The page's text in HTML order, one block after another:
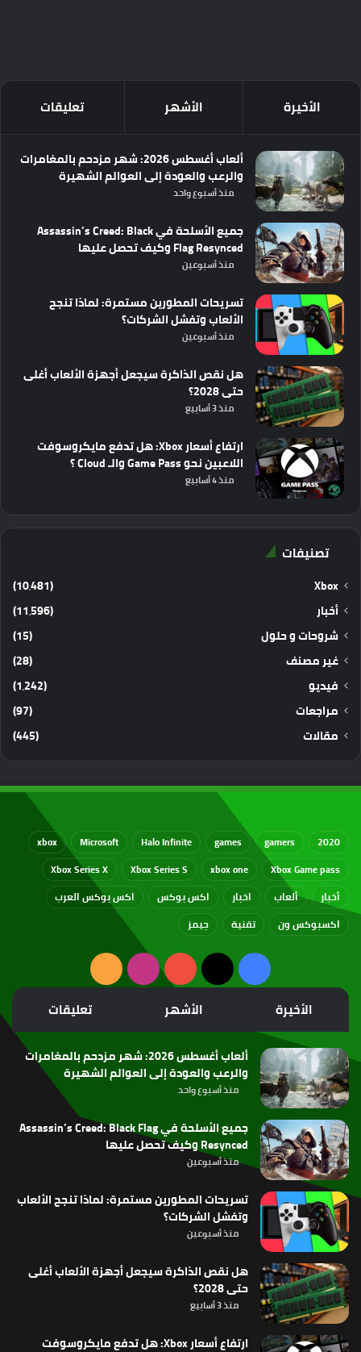
الأخيرة الأشهر تعليقات
ألعاب أغسطس 2026: شهر مزدحم بالمغامرات
والرعب والعودة إلى العوالم الشهيرة
منذ أسبوع واحد
جميع الأسلحة في Assassin’s Creed: Black
Flag Resynced وكيف تحصل عليها
منذ أسبوعين
تسريحات المطورين مستمرة: لماذا تنجح
الألعاب وتفشل الشركات؟
منذ أسبوعين
هل نقص الذاكرة سيجعل أجهزة الألعاب أغلى
حتى 2028؟
منذ 3 أسابيع
ارتفاع أسعار Xbox: هل تدفع مايكروسوفت
اللاعبين نحو Game Pass والـ Cloud ؟
منذ 4 أسابيع
تصنيفات
Xbox
(10٬481)
أخبار
(11٬596)
شروحات و حلول
(15)
غير مصنف
(28)
فيديو
(1٬242)
مراجعات
(97)
مقالات
(445)
2020
gamers
games
Halo Infinite
Microsoft
xbox
Xbox Game pass
xbox one
Xbox Series S
Xbox Series X
أخبار
ألعاب اخبار اكس بوكس
اكس بوكس العرب
اكسبوكس ون
تقنية جيمز
فيسبوك
‫X
‫YouTubeانستقرامملخص
الموقع
RSS
الأخيرة الأشهر تعليقات
ألعاب أغسطس 2026: شهر مزدحم بالمغامرات
والرعب والعودة إلى العوالم الشهيرة
منذ أسبوع واحد
جميع الأسلحة في Assassin’s Creed: Black Flag
Resynced وكيف تحصل عليها
منذ أسبوعين
تسريحات المطورين مستمرة: لماذا تنجح الألعاب
وتفشل الشركات؟
منذ أسبوعين
هل نقص الذاكرة سيجعل أجهزة الألعاب أغلى
حتى 2028؟
منذ 3 أسابيع
ارتفاع أسعار Xbox: هل تدفع مايكروسوفت